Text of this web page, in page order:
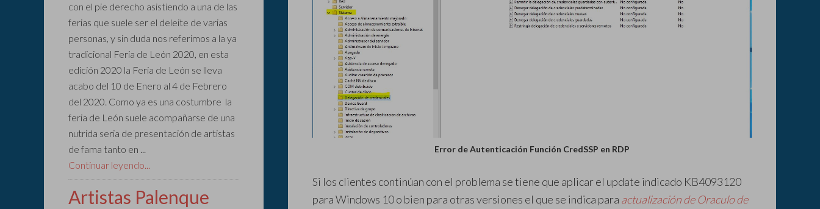
Error de Autenticación Función CredSSP en RDP
Si los clientes continúan con el problema se tiene que aplicar el update indicado KB4093120
para Windows 10 o bien para otras versiones el que se indica para actualización de Oraculo de
con el pie derecho asistiendo a una de las
ferias que suele ser el deleite de varias
personas, y sin duda nos referimos a la ya
tradicional Feria de León 2020, en esta
edición 2020 la Feria de León se lleva
acabo del 10 de Enero al 4 de Febrero
del 2020. Como ya es una costumbre la
feria de León suele acompañarse de una
nutrida seria de presentación de artistas
de fama tanto en ...
Continuar leyendo...
Artistas Palenque